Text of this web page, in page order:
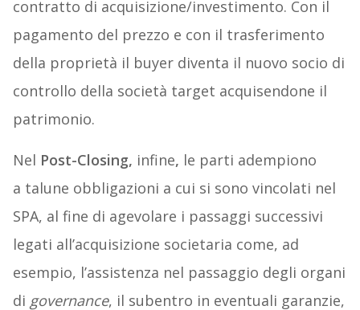
contratto di acquisizione/investimento. Con il
pagamento del prezzo e con il trasferimento
della proprietà il buyer diventa il nuovo socio di
controllo della società target acquisendone il
patrimonio.
Nel Post-Closing, infine, le parti adempiono
a talune obbligazioni a cui si sono vincolati nel
SPA, al fine di agevolare i passaggi successivi
legati all’acquisizione societaria come, ad
esempio, l’assistenza nel passaggio degli organi
di governance, il subentro in eventuali garanzie,